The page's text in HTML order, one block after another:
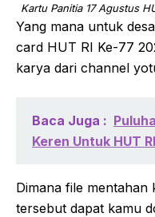
Kartu Panitia 17 Agustus
Yang mana untuk
card HUT RI Ke-77
karya dari channel
Baca Juga :
Keren Untuk HUT
Dimana file mentahan
tersebut dapat kamu